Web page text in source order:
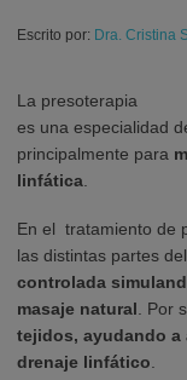
Escrito por: Dra. Cristina
La presoterapia
es una especialidad
principalmente para
linfática
En el tratamiento de
las distintas partes
controlada
masaje natural . Por
tejidos, ayudando a
drenaje linfático